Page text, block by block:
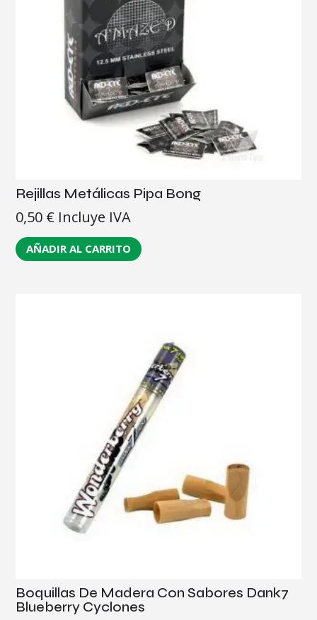
Rejillas Metálicas Pipa Bong
0,50 € Incluye IVA
AÑADIR AL CARRITO
Boquillas De Madera Con Sabores Dank7
Blueberry Cyclones